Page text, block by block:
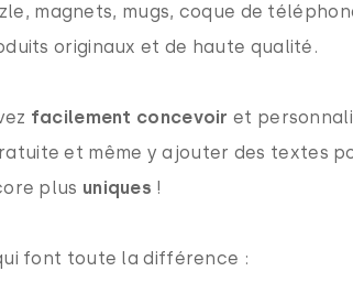
magnets, mugs, coque de
originaux et de haute qualité.
facilement concevoir et
et même y ajouter des textes
plus uniques !
font toute la différence :